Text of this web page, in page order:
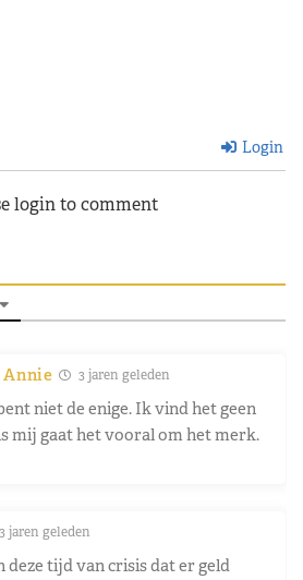
Login
login to comment
3 jaren geleden
niet de enige. Ik vind het geen
mij gaat het vooral om het merk.
3 jaren geleden
deze tijd van crisis dat er geld